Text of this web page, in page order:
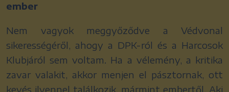
ember
Nem vagyok meggyőződve a Védvonal
sikerességéről, ahogy a DPK-ról és a Harcosok
Klubjáról sem voltam. Ha a vélemény, a kritika
zavar valakit, akkor menjen el pásztornak, ott
kevés ilyennel találkozik, mármint embertől. Aki